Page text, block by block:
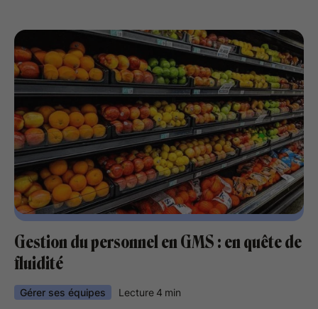
Gestion du personnel en GMS : en quête de
fluidité
Gérer ses équipes Lecture 4 min